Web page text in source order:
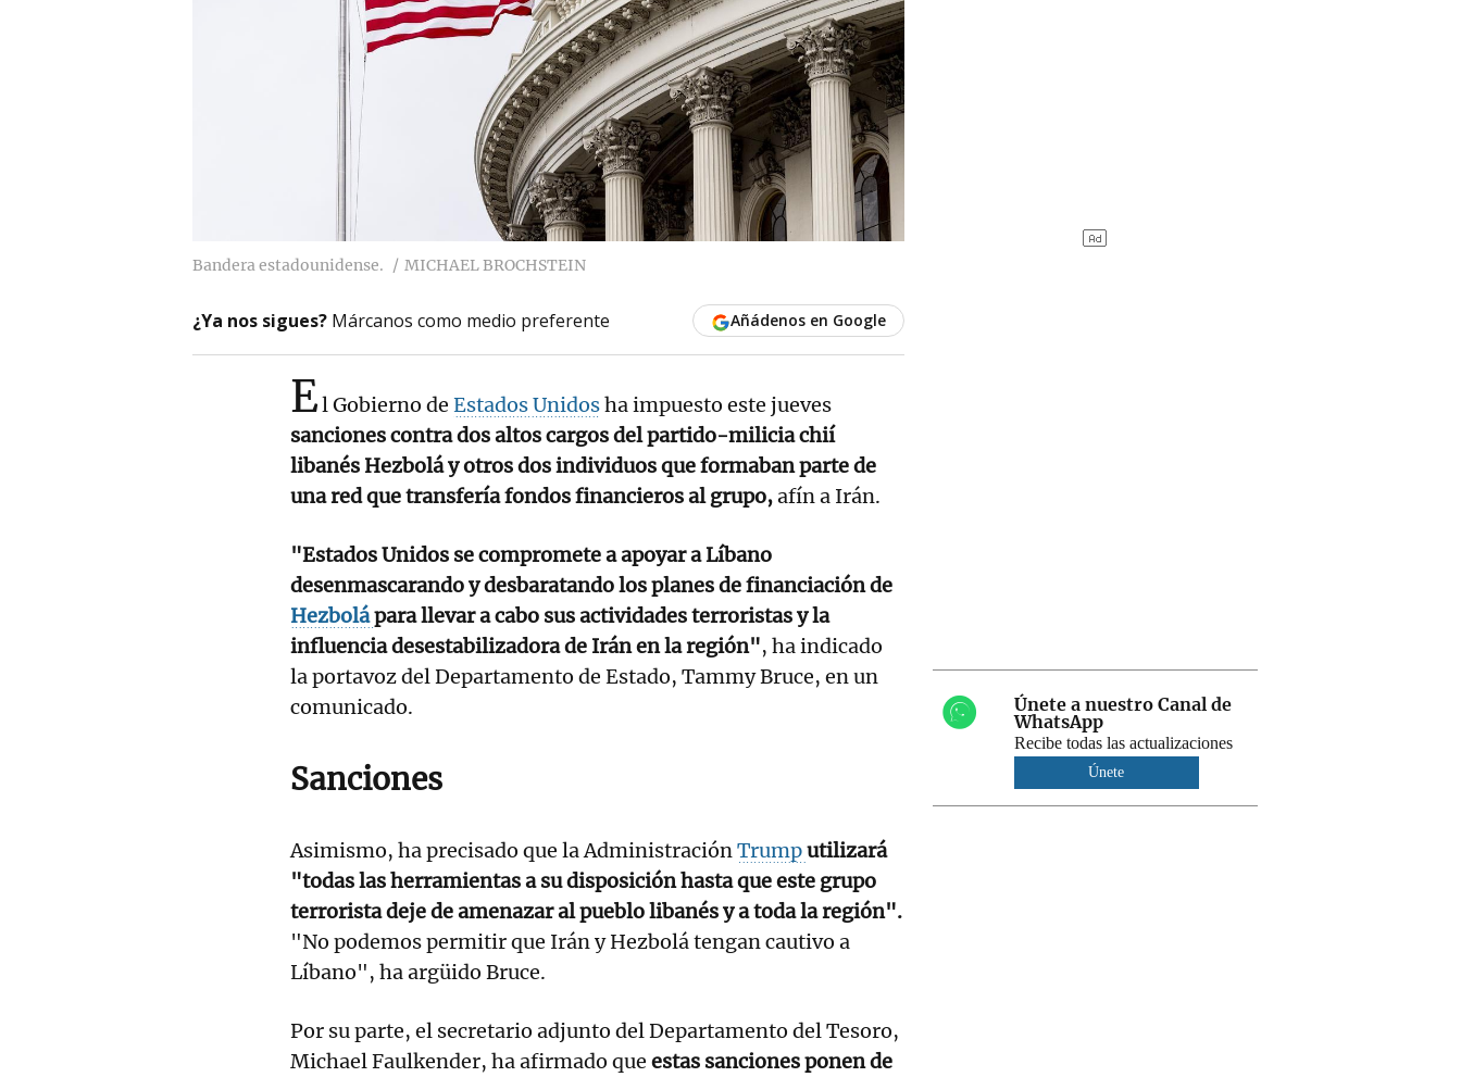
Bandera estadounidense. MICHAEL BROCHSTEIN
¿Ya nos sigues? Márcanos como medio preferente Añádenos en Google
El Gobierno de Estados Unidosha impuesto este jueves
sanciones contra dos altos cargos del partido-milicia chií
libanés Hezbolá y otros dos individuos que formaban parte de
una red que transfería fondos financieros al grupo,afín a Irán.
"Estados Unidos se compromete a apoyar a Líbano
desenmascarando y desbaratando los planes de financiación de
Hezbolápara llevar a cabo sus actividades terroristas y la
influencia desestabilizadora de Irán en la región", ha indicado
la portavoz del Departamento de Estado, Tammy Bruce, en un
comunicado.
Sanciones
Asimismo, ha precisado que la AdministraciónTrumputilizará
"todas las herramientas a su disposición hasta que este grupo
terrorista deje de amenazar al pueblo libanés y a toda la región".
"No podemos permitir que Irán y Hezbolá tengan cautivo a
Líbano", ha argüido Bruce.
Por su parte, el secretario adjunto del Departamento del Tesoro,
Michael Faulkender, ha afirmado que estas sanciones ponen de
Únete a nuestro Canal de
WhatsApp
Recibe todas las actualizaciones
Únete